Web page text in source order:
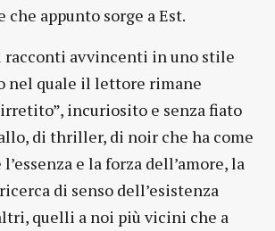
che appunto sorge a Est.
racconti avvincenti in uno stile
nel quale il lettore rimane
incuriosito e senza fiato
di thriller, di noir che ha come
e la forza dell’amore, la
di senso dell’esistenza
quelli a noi più vicini che a